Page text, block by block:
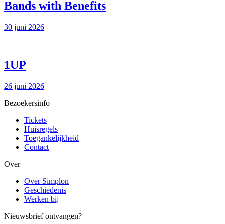
Bands with Benefits
30 juni 2026
1UP
26 juni 2026
Bezoekersinfo
Tickets
Huisregels
Toegankelijkheid
Contact
Over
Over Simplon
Geschiedenis
Werken bij
Nieuwsbrief ontvangen?